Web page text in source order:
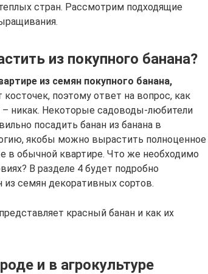
стран. Рассмотрим подходящие
из покупного банана?
из семян покупного банана,
поэтому ответ на вопрос, как
никак. Некоторые садоводы-любители
посадить банан из банана в
якобы можно вырастить полноценное
в обычной квартире. Что же необходимо
В разделе 4 будет подробно
семян декоративных сортов.
красный банан и как их
и в агрокультуре